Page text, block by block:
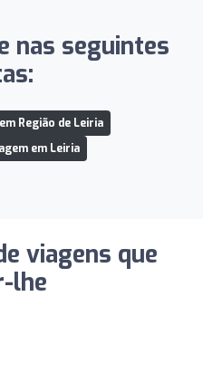
nas seguintes
Região de Leiria
em Leiria
viagens que
lhe